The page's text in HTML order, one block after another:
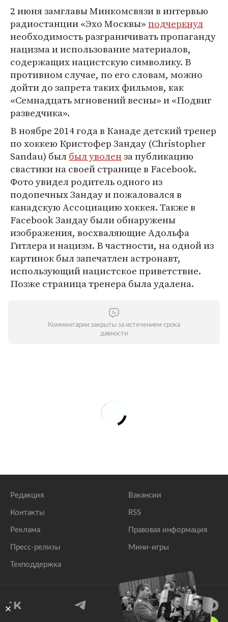
2 июня замглавы Минкомсвязи в интервью
радиостанции «Эхо Москвы»подчеркнул
необходимость разграничивать пропаганду
нацизма и использование материалов,
содержащих нацистскую символику. В
противном случае, по его словам, можно
дойти до запрета таких фильмов, как
«Семнадцать мгновений весны» и «Подвиг
разведчика».
В ноябре 2014 года в Канаде детский тренер
по хоккею Кристофер Зандау (Christopher
Sandau) былбыл уволенза публикацию
свастики на своей странице в Facebook.
Фото увидел родитель одного из
подопечных Зандау и пожаловался в
канадскую Ассоциацию хоккея. Также в
Facebook Зандау были обнаружены
изображения, восхваляющие Адольфа
Гитлера и нацизм. В частности, на одной из
картинок был запечатлен астронавт,
использующий нацистское приветствие.
Позже страница тренера была удалена.
Комментарии закрыты за истечением срока
давности
Редакция
Контакты
Реклама
Пресс-релизы
Техподдержка
Вакансии
RSS
Правовая информация
Мини-игры